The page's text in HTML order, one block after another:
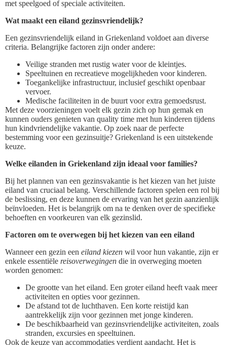
met speelgoed of speciale activiteiten.
Wat maakt een eiland gezinsvriendelijk?
Een gezinsvriendelijk eiland in Griekenland voldoet aan diverse
criteria. Belangrijke factoren zijn onder andere:
Veilige stranden met rustig water voor de kleintjes.
Speeltuinen en recreatieve mogelijkheden voor kinderen.
Toegankelijke infrastructuur, inclusief geschikt openbaar
vervoer.
Medische faciliteiten in de buurt voor extra gemoedsrust.
Met deze voorzieningen voelt elk gezin zich op hun gemak en
kunnen ouders genieten van quality time met hun kinderen tijdens
hun kindvriendelijke vakantie. Op zoek naar de perfecte
bestemming voor een gezinsuitje? Griekenland is een uitstekende
keuze.
Welke eilanden in Griekenland zijn ideaal voor families?
Bij het plannen van een gezinsvakantie is het kiezen van het juiste
eiland van cruciaal belang. Verschillende factoren spelen een rol bij
de beslissing, en deze kunnen de ervaring van het gezin aanzienlijk
beïnvloeden. Het is belangrijk om na te denken over de specifieke
behoeften en voorkeuren van elk gezinslid.
Factoren om te overwegen bij het kiezen van een eiland
Wanneer een gezin een eiland kiezen wil voor hun vakantie, zijn er
enkele essentiële reisoverwegingen die in overweging moeten
worden genomen:
De grootte van het eiland. Een groter eiland heeft vaak meer
activiteiten en opties voor gezinnen.
De afstand tot de luchthaven. Een korte reistijd kan
aantrekkelijk zijn voor gezinnen met jonge kinderen.
De beschikbaarheid van gezinsvriendelijke activiteiten, zoals
stranden, excursies en speeltuinen.
Ook de keuze van accommodaties verdient aandacht. Het is